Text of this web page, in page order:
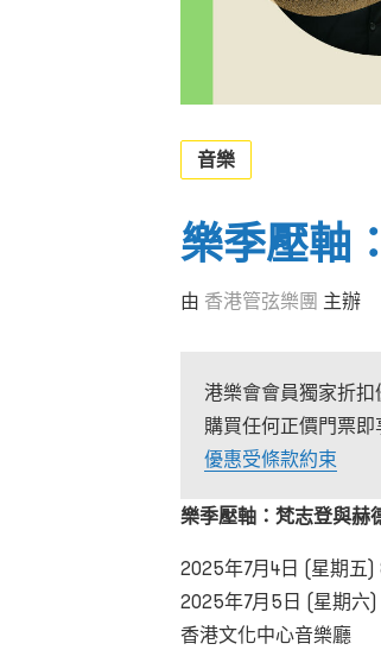
音樂
樂季壓軸
由 香港管弦樂團 主辦
港樂會會員獨家折扣
購買任何正價門票
優惠受條款約束
樂季壓軸：梵志登與赫
2025年7月4 日 (星期五)
2025年7月5日 (星期六
香港文化中心音樂廳